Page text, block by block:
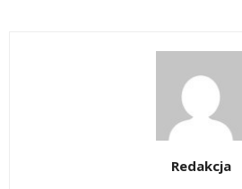
Redakcja